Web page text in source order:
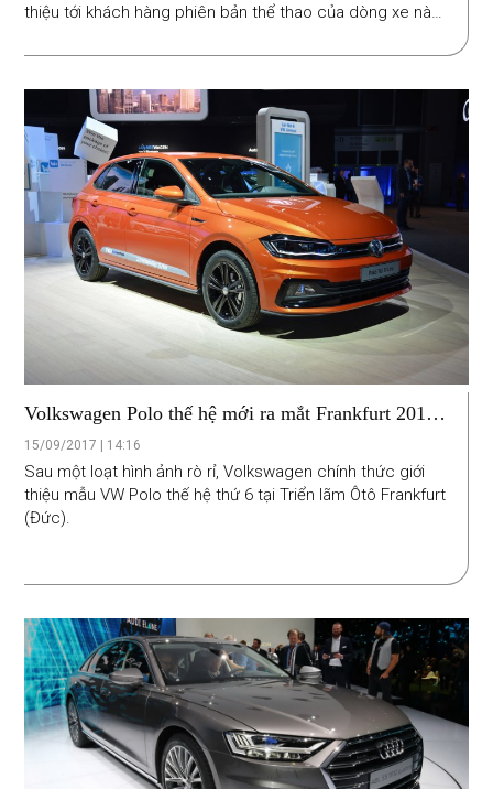
thiệu tới khách hàng phiên bản thể thao của dòng xe này
Volkswagen Polo thế hệ mới ra mắt Frankfurt 2017,
giá từ 15.455 USD
15/09/2017 | 14:16
Sau một loạt hình ảnh rò rỉ, Volkswagen chính thức giới
thiệu mẫu VW Polo thế hệ thứ 6 tại Triển lãm Ôtô Frankfurt
(Đức).